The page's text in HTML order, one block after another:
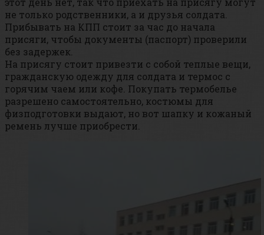
не только родственники, а и друзья солдата.
Прибывать на КПП стоит за час до начала
присяги, чтобы документы (паспорт) проверили
без задержек.
На присягу стоит привезти с собой теплые вещи,
гражданскую одежду для солдата и термос с
горячим чаем или кофе. Покупать термобелье
разрешено самостоятельно, костюмы для
физподготовки выдают, но вот шапку и кожаный
ремень лучше приобрести.